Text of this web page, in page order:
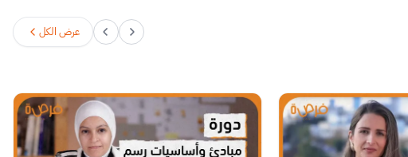
عرض الكل